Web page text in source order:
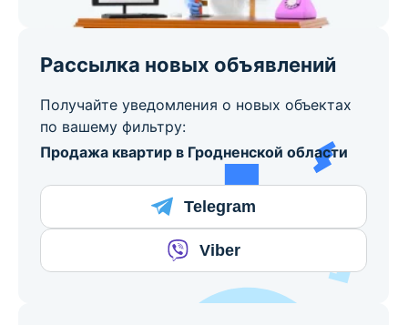
Рассылка новых объявлений
Получайте уведомления о новых объектах
по вашему фильтру:
Продажа квартир в Гродненской области
Telegram
Viber